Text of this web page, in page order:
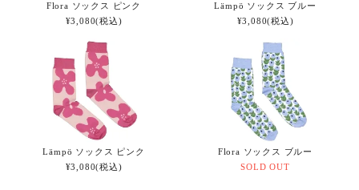
Flora ソックス ピンク
¥3,080(税込)
Lämpö ソックス ブルー
¥3,080(税込)
Lämpö ソックス ピンク
¥3,080(税込)
Flora ソックス ブルー
SOLD OUT